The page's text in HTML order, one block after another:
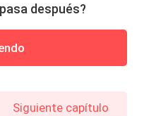
después?
Siguiente capítulo